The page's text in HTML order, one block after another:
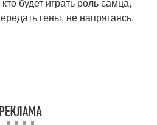
гены, не напрягаясь.